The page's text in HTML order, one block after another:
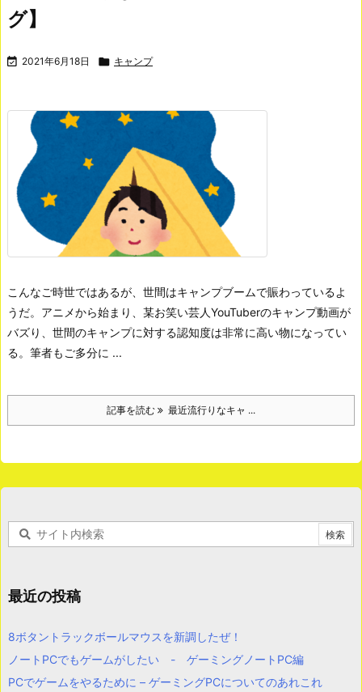
グ】
 2021年6月18日  キャンプ
こんなご時世ではあるが、世間はキャンプブームで賑わっているよ
うだ。 アニメから始まり、某お笑い芸人YouTuberのキャンプ動画が
バズり、世間のキャンプに対する認知度は非常に高い物になってい
る。 筆者もご多分に ...
記事を読む 最近流行りなキャ ...
最近の投稿
8ボタントラックボールマウスを新調したぜ！
ノートPCでもゲームがしたい - ゲーミングノートPC編
PCでゲームをやるために – ゲーミングPCについてのあれこれ